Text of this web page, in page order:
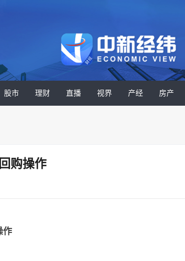
股市 理财 直播 视界 产经 房产
购操作
作